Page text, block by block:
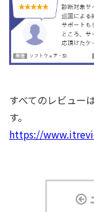
すべてのレビュー
す。
https://